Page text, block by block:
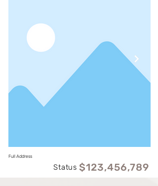
Full Address
Status $123,456,789